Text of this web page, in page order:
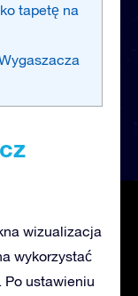
tapetę na
wizualizacja
wykorzystać
Po ustawieniu